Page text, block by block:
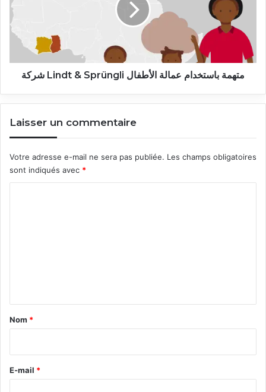
متهمة
باستخدام
عمالة
الأطفال
شركة Lindt & Sprüngli متهمة باستخدام عمالة الأطفال
Laisser un commentaire
Votre adresse e-mail ne sera pas publiée. Les champs obligatoires
sont indiqués avec *
a
e
Nom *
E-mail *